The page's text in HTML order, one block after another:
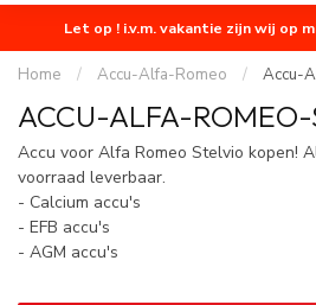
Let op ! i.v.m. vakantie zijn wij op
Home / Accu-Alfa-Romeo / Accu-
ACCU-ALFA-ROMEO-
Accu voor Alfa Romeo Stelvio kopen!
voorraad leverbaar.
- Calcium accu's
- EFB accu's
- AGM accu's